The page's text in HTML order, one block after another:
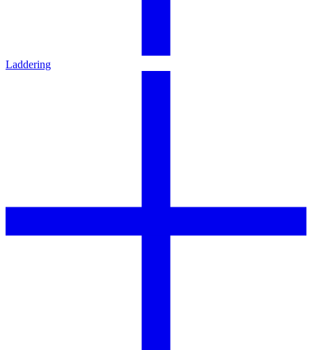
Laddering